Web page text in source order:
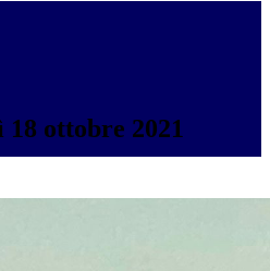
18 ottobre 2021